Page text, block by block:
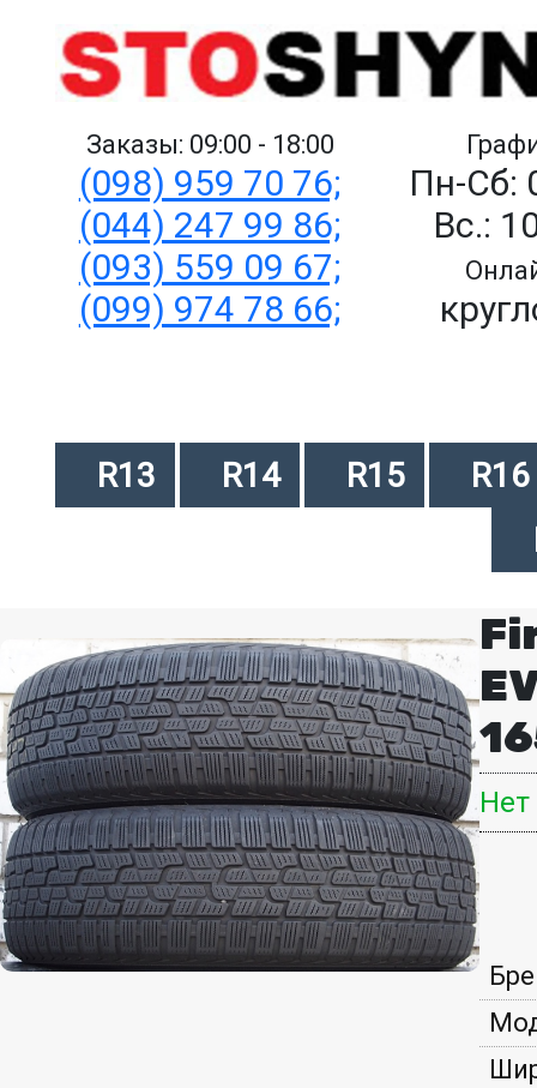
Заказы: 09:00 - 18:00
(098) 959 70 76;
(044) 247 99 86;
(093) 559 09 67;
(099) 974 78 66;
Пн-Сб:
Вс.:
R13 R14 R15
R16